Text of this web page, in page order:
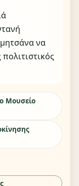
να
Μουσείο